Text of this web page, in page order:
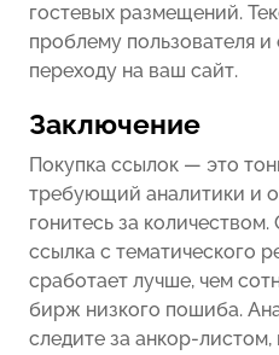
гостевых размещений.
проблему пользователя
переходу на ваш сайт.
Заключение
Покупка ссылок — это
требующий аналитики и
гонитесь за количеством.
ссылка с тематического
сработает лучше, чем
бирж низкого пошиба.
следите за анкор-